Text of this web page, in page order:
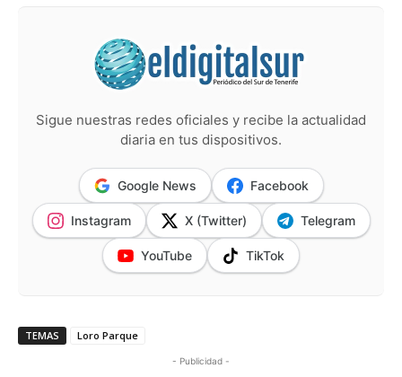
Sigue nuestras redes oficiales y recibe la actualidad
diaria en tus dispositivos.
Google News Facebook
Instagram X (Twitter) Telegram
YouTube TikTok
TEMAS Loro Parque
- Publicidad -